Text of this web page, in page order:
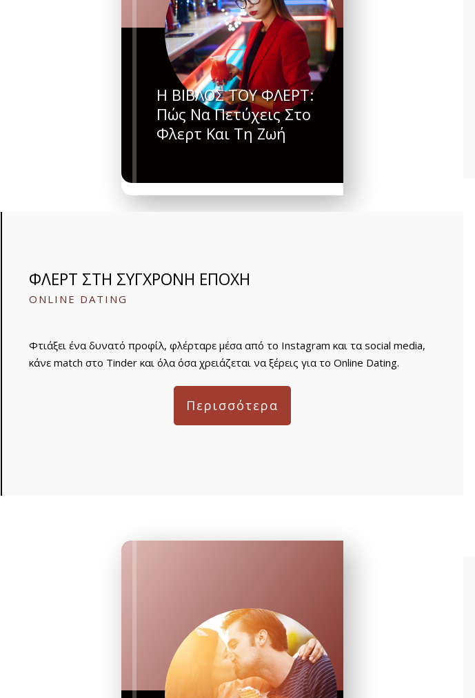
Η ΒΙΒΛΟΣ ΤΟΥ ΦΛΕΡΤ:
Πώς Να Πετύχεις Στο
Φλερτ Και Τη Ζωή
ΦΛΕΡΤ ΣΤΗ ΣΥΓΧΡΟΝΗ ΕΠΟΧΗ
ONLINE DATING
Φτιάξει ένα δυνατό προφίλ, φλέρταρε μέσα από το Instagram και τα social media,
κάνε match στο Tinder και όλα όσα χρειάζεται να ξέρεις για το Online Dating.
Περισσότερα